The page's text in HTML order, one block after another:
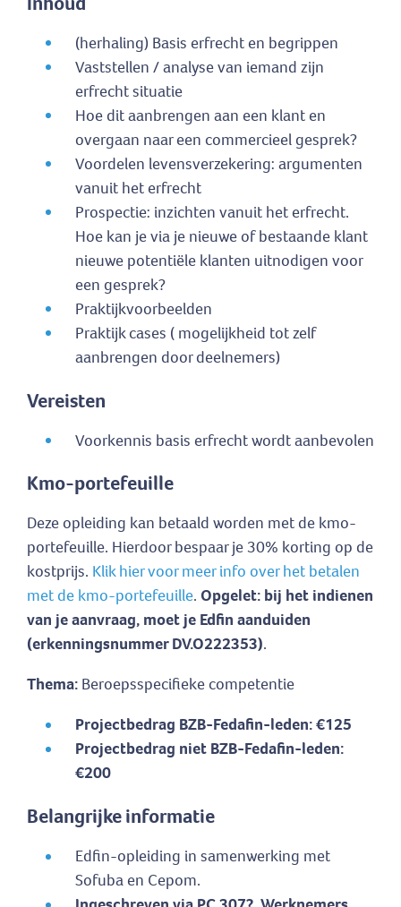
(herhaling) Basis erfrecht en begrippen
Vaststellen / analyse van iemand zijn
erfrecht situatie
Hoe dit aanbrengen aan een klant en
overgaan naar een commercieel gesprek?
Voordelen levensverzekering: argumenten
vanuit het erfrecht
Prospectie: inzichten vanuit het erfrecht.
Hoe kan je via je nieuwe of bestaande klant
nieuwe potentiële klanten uitnodigen voor
een gesprek?
Praktijkvoorbeelden
Praktijk cases ( mogelijkheid tot zelf
aanbrengen door deelnemers)
Vereisten
Voorkennis basis erfrecht wordt aanbevolen
Kmo-portefeuille
Deze opleiding kan betaald worden met de kmo-
portefeuille. Hierdoor bespaar je 30% korting op de
kostprijs. Klik hier voor meer info over het betalen
met de kmo-portefeuille. Opgelet: bij het indienen
van je aanvraag, moet je Edfin aanduiden
(erkenningsnummer DV.O222353).
Thema: Beroepsspecifieke competentie
Projectbedrag BZB-Fedafin-leden: €125
Projectbedrag niet BZB-Fedafin-leden:
€200
Belangrijke informatie
Edfin-opleiding in samenwerking met
Sofuba en Cepom.